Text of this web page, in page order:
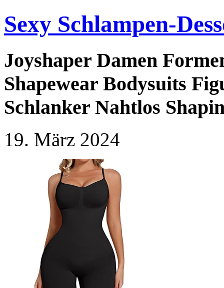
Sexy Schlampen-
Joyshaper Damen
Shapewear Bodysuits
Schlanker Nahtlos
19. März 2024